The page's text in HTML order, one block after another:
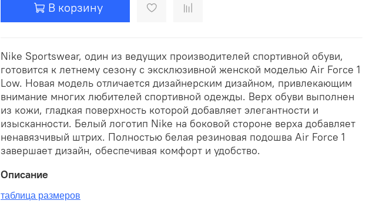
В корзину
Nike Sportswear, один из ведущих производителей спортивной обуви,
готовится к летнему сезону с эксклюзивной женской моделью Air Force 1
Low. Новая модель отличается дизайнерским дизайном, привлекающим
внимание многих любителей спортивной одежды. Верх обуви выполнен
из кожи, гладкая поверхность которой добавляет элегантности и
изысканности. Белый логотип Nike на боковой стороне верха добавляет
ненавязчивый штрих. Полностью белая резиновая подошва Air Force 1
завершает дизайн, обеспечивая комфорт и удобство.
Описание
таблица размеров